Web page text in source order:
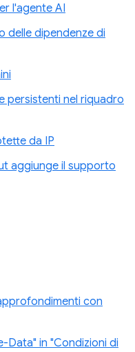
l'agente AI
delle dipendenze di
persistenti nel riquadro
da IP
aggiunge il supporto
con
Data" in "Condizioni di